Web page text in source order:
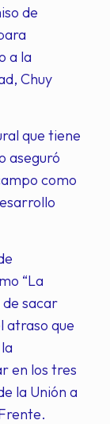
de
a la
Chuy
que tiene
aseguró
como
“La
sacar
atraso que
en los tres
la Unión a